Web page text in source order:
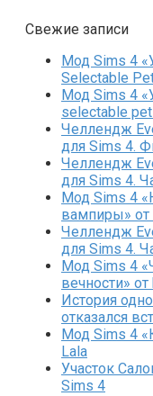
Свежие записи
Мод Sims 4
Selectable
Мод Sims 4
selectable
Челлендж
для Sims 4.
Челлендж
для Sims 4.
Мод Sims 4
вампиры» от
Челлендж
для Sims 4.
Мод Sims 4
вечности»
История
отказался
Мод Sims 4
Lala
Участок
Sims 4